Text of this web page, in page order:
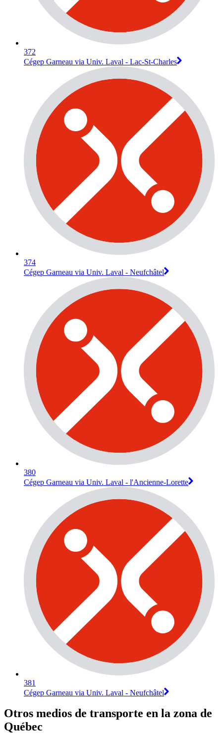
372
Cégep Garneau via Univ. Laval - Lac-St-Charles
374
Cégep Garneau via Univ. Laval - Neufchâtel
380
Cégep Garneau via Univ. Laval - l'Ancienne-Lorette
381
Cégep Garneau via Univ. Laval - Neufchâtel
Otros medios de transporte en la zona de
Québec